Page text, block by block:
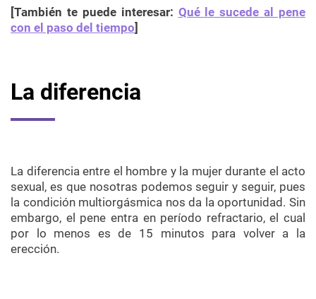
[También te puede interesar: Qué le sucede al pene
con el paso del tiempo]
La diferencia
La diferencia entre el hombre y la mujer durante el acto
sexual, es que nosotras podemos seguir y seguir, pues
la condición multiorgásmica nos da la oportunidad. Sin
embargo, el pene entra en período refractario, el cual
por lo menos es de 15 minutos para volver a la
erección.